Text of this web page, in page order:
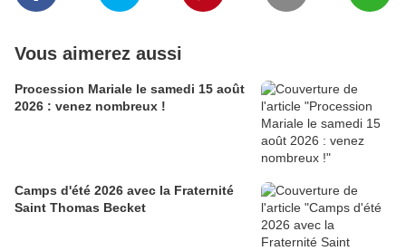
Vous aimerez aussi
Procession Mariale le samedi 15 août
2026 : venez nombreux !
Camps d'été 2026 avec la Fraternité
Saint Thomas Becket